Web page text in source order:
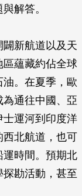
解答。
新航道以及天
蘊藏約佔全球
。在夏季，歐
通往中國、亞
運河到印度洋
西北航道，也可
運時間。預期北
勘活動，甚至